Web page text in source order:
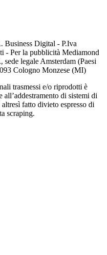
Business Digital - P.Iva
- Per la pubblicità Mediamond
legale Amsterdam (Paesi
Cologno Monzese (MI)
trasmessi e/o riprodotti è
di sistemi di
fatto divieto espresso di
scraping.